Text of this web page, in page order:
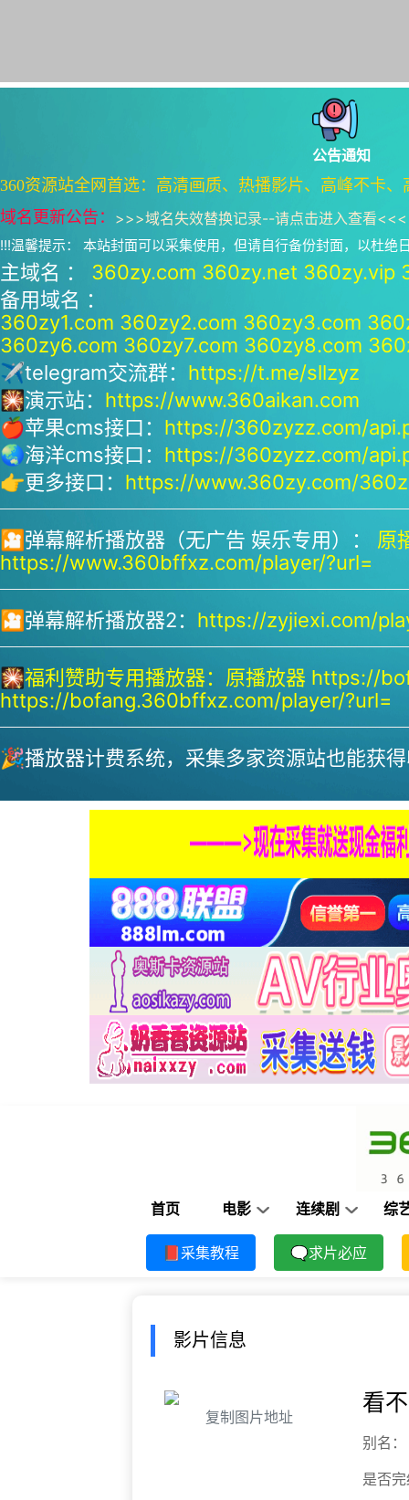
公告通知
360资源站全网首选：高清画质、热播影片、高峰不卡
域名更新公告： >>>域名失效替换记录--请点击进入查看<<<
!!!温馨提示： 本站封面可以采集使用，但请自行备份封面，以杜绝
主域名 ： 360zy.com 360zy.net 360zy.vip
备用域名 ：
360zy1.com 360zy2.com 360zy3.com
360zy6.com 360zy7.com 360zy8.com
✈telegram交流群： https://t.me/sllzyz
🎇演示站： https://www.360aikan.com
🍎苹果cms接口： https://360zyzz.com/
🌏海洋cms接口： https://360zyzz.com/
👉更多接口： https://www.360zy.com/
🎦弹幕解析播放器（无广告 娱乐专用）： 原
https://www.360bffxz.com/player/?url=
🎦弹幕解析播放器2： https://zyjiexi.com/
🎇福利赞助专用播放器： 原播放器 https://
https://bofang.360bffxz.com/player/?url=
🎉播放器计费系统，采集多家资源站也能获
首页 电影 连续剧 综
📕采集教程 🗨求片必应
影片信息
复制图片地址
看
别名：
是否